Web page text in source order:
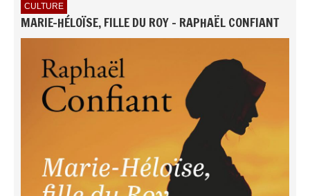
CULTURE
MARIE-HÉLOÏSE, FILLE DU ROY - RAPHAËL CONFIANT